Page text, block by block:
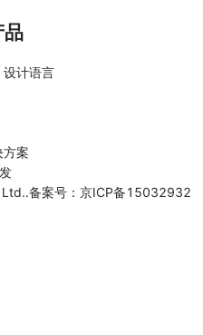
品
设计语言
方案
备案号：京ICP备15032932